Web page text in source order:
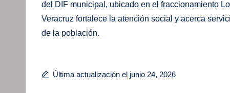
del DIF municipal, ubicado en el fraccionamiento
Veracruz fortalece la atención social y acerca
de la población.
Última actualización el junio 24, 2026